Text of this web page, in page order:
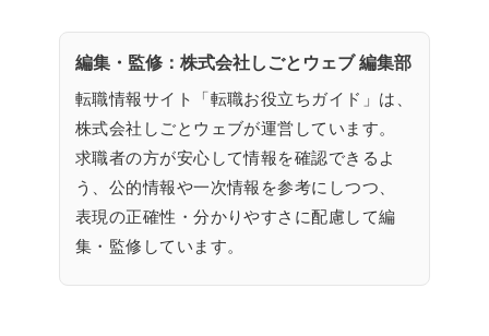
編集・監修：株式会社しごとウェブ 編集部
転職情報サイト「転職お役立ちガイド」は、
株式会社しごとウェブが運営しています。
求職者の方が安心して情報を確認できるよ
う、公的情報や一次情報を参考にしつつ、
表現の正確性・分かりやすさに配慮して編
集・監修しています。